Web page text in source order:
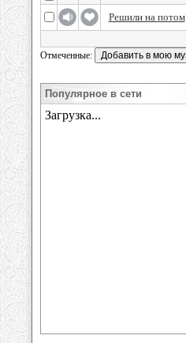
Решили на потом
Отмеченные:
Популярное в сети